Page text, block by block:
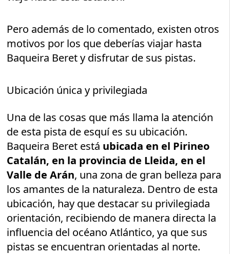
Pero además de lo comentado, existen otros
motivos por los que deberías viajar hasta
Baqueira Beret y disfrutar de sus pistas.
Ubicación única y privilegiada
Una de las cosas que más llama la atención
de esta pista de esquí es su ubicación.
Baqueira Beret está ubicada en el Pirineo
Catalán, en la provincia de Lleida, en el
Valle de Arán, una zona de gran belleza para
los amantes de la naturaleza. Dentro de esta
ubicación, hay que destacar su privilegiada
orientación, recibiendo de manera directa la
influencia del océano Atlántico, ya que sus
pistas se encuentran orientadas al norte.